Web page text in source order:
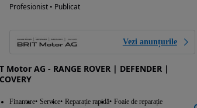
Profesionist • Publicat
Vezi anunțurile
Motor AG - RANGE ROVER | DEFENDER |
Finantare Service Reparație rapidă Foaie de reparație